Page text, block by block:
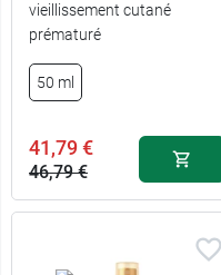
vieillissement cutané
prématuré
50 ml
41,79 €
46,79 €